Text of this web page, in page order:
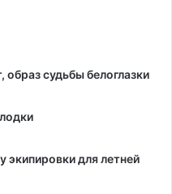
образ судьбы белоглазки
экипировки для летней